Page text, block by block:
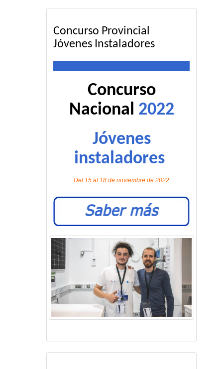
Concurso Provincial
Jóvenes Instaladores
Concurso
Nacional 2022
Jóvenes
instaladores
Del 15 al 18 de noviembre de 2022